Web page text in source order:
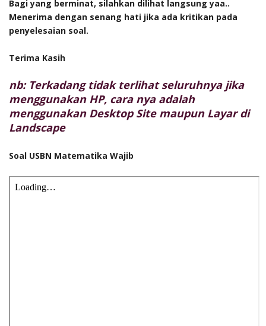
Bagi yang berminat, silahkan dilihat langsung yaa..
Menerima dengan senang hati jika ada kritikan pada
penyelesaian soal.
Terima Kasih
nb: Terkadang tidak terlihat seluruhnya jika
menggunakan HP, cara nya adalah
menggunakan Desktop Site maupun Layar di
Landscape
Soal USBN Matematika Wajib